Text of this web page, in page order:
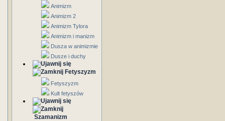
Animizm
Animizm 2
Animizm Tylora
Animizm i manizm
Dusza w animizmie
Dusze i duchy
Fetyszyzm
Fetyszyzm
Kult fetyszów
Szamanizm